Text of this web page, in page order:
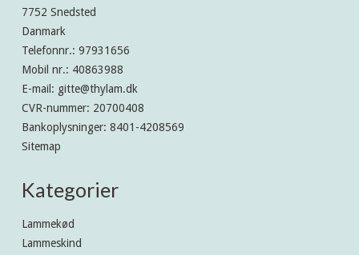
7752 Snedsted
Danmark
Telefonnr.: 97931656
Mobil nr.: 40863988
E-mail : gitte@thylam.dk
CVR-nummer: 20700408
Bankoplysninger: 8401-4208569
Sitemap
Kategorier
Lammekød
Lammeskind